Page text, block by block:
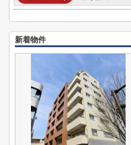
新着物件